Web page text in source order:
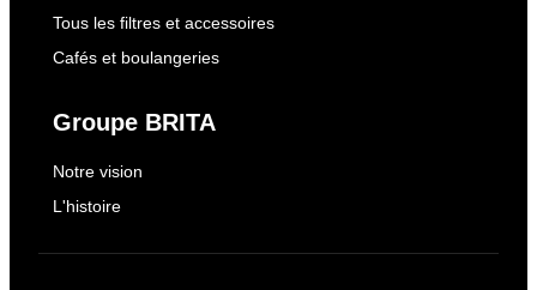
Tous les filtres et accessoires
Cafés et boulangeries
Groupe BRITA
Notre vision
L'histoire